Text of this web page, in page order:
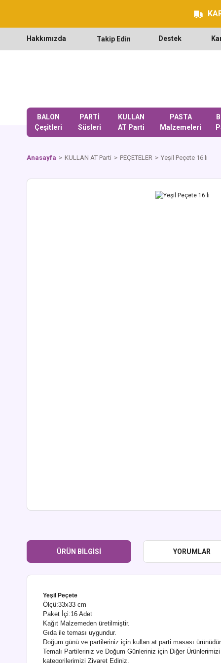
Hakkımızda Takip Edin Destek
BALON
Çeşitleri
PARTİ
Süsleri
KULLAN
AT Parti
PASTA
Malzemeleri
Anasayfa KULLAN AT Parti PEÇETELER Yeşil Peçete 16 lı
ÜRÜN BILGISI YORUMLAR
Yeşil Peçete
Ölçü:33x33 cm
Paket İçi:16 Adet
Kağıt Malzemeden üretilmiştir.
Gıda ile teması uygundur.
Doğum günü ve partileriniz için kullan at parti masası
Temalı Partileriniz ve Doğum Günleriniz için Diğer
kategorilerimizi Ziyaret Ediniz.